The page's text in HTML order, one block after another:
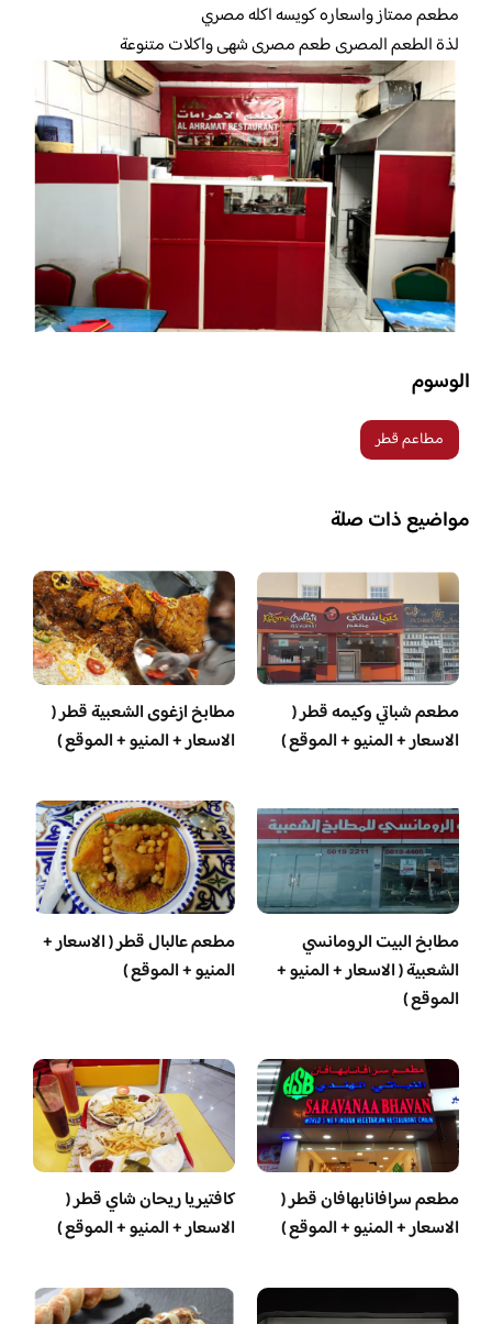
مطعم ممتاز واسعاره كويسه اكله مصري
لذة الطعم المصرى طعم مصرى شهى واكلات متنوعة
الوسوم
مطاعم قطر
مواضيع ذات صلة
مطعم شباتي وكيمه قطر (
الاسعار + المنيو + الموقع )
مطابخ ازغوى الشعبية قطر (
الاسعار + المنيو + الموقع )
مطابخ البيت الرومانسي
الشعبية ( الاسعار + المنيو +
الموقع )
مطعم عالبال قطر ( الاسعار +
المنيو + الموقع )
مطعم سرافانابهافان قطر (
الاسعار + المنيو + الموقع )
كافتيريا ريحان شاي قطر (
الاسعار + المنيو + الموقع )